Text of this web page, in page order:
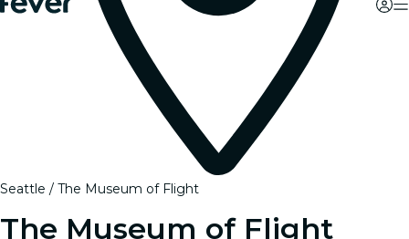
Seattle The Museum of Flight
The Museum of Flight